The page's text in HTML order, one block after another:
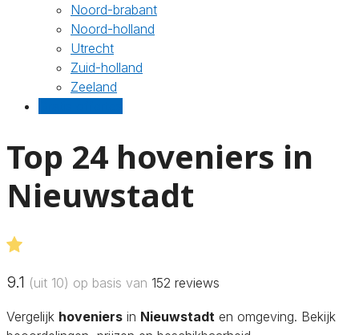
Noord-brabant
Noord-holland
Utrecht
Zuid-holland
Zeeland
Top 24 hoveniers in
Nieuwstadt
9.1 (uit 10) op basis van 152 reviews
Vergelijk hoveniers in Nieuwstadt en omgeving. Bekijk